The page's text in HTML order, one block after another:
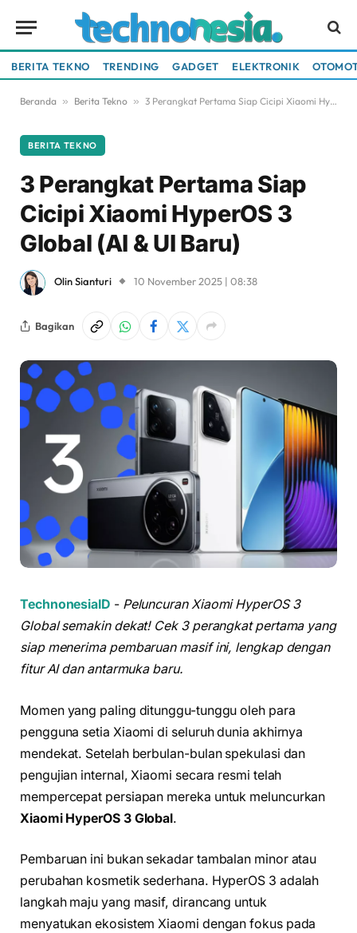
BERITA TEKNO TRENDING GADGET ELEKTRONIK
Beranda » Berita Tekno » 3 Perangkat Pertama Siap Cicipi Xiaomi HyperOS 3 Global (AI & UI Baru)
BERITA TEKNO
3 Perangkat Pertama Siap
Cicipi Xiaomi HyperOS 3
Global (AI & UI Baru)
Olin Sianturi 10 November 2025 | 08:38
Bagikan
TechnonesiaID - Peluncuran Xiaomi HyperOS 3
Global semakin dekat! Cek 3 perangkat pertama yang
siap menerima pembaruan masif ini, lengkap dengan
fitur AI dan antarmuka baru.
Momen yang paling ditunggu-tunggu oleh para
pengguna setia Xiaomi di seluruh dunia akhirnya
mendekat. Setelah berbulan-bulan spekulasi dan
pengujian internal, Xiaomi secara resmi telah
mempercepat persiapan mereka untuk meluncurkan
Xiaomi HyperOS 3 Global.
Pembaruan ini bukan sekadar tambalan minor atau
perubahan kosmetik sederhana. HyperOS 3 adalah
langkah maju yang masif, dirancang untuk
menyatukan ekosistem Xiaomi dengan fokus pada